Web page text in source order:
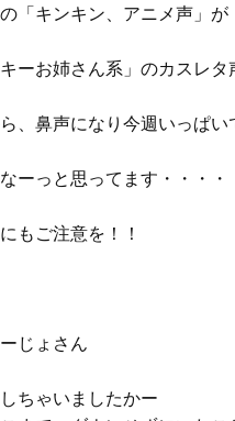
「キンキン、アニメ声」が
ーお姉さん系」のカスレタ
、鼻声になり今週いっぱい
ーっと思ってます・・・・
もご注意を！！
ょさん
ちゃいましたかー